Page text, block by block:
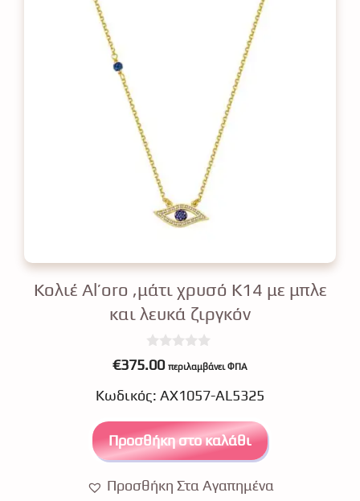
Κολιέ Αl’oro ,μάτι χρυσό Κ14 με μπλε
και λευκά ζιργκόν
0
o
t
o
f
5
€375.00 περιλαμβάνει ΦΠΑ
Κωδικός: ΑΧ1057-AL5325
Προσθήκη στο καλάθι
Προσθήκη Στα Αγαπημένα